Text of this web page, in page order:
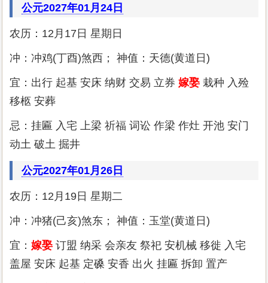
公元2027年01月24日
农历：12月17日 星期日
冲：冲鸡(丁酉)煞西； 神值：天德(黄道日)
宜：出行 起基 安床 纳财 交易 立券 嫁娶 栽种 入殓
移柩 安葬
忌：挂匾 入宅 上梁 祈福 词讼 作梁 作灶 开池 安门
动土 破土 掘井
公元2027年01月26日
农历：12月19日 星期二
冲：冲猪(己亥)煞东； 神值：玉堂(黄道日)
宜： 嫁娶 订盟 纳采 会亲友 祭祀 安机械 移徙 入宅
盖屋 安床 起基 定磉 安香 出火 挂匾 拆卸 置产